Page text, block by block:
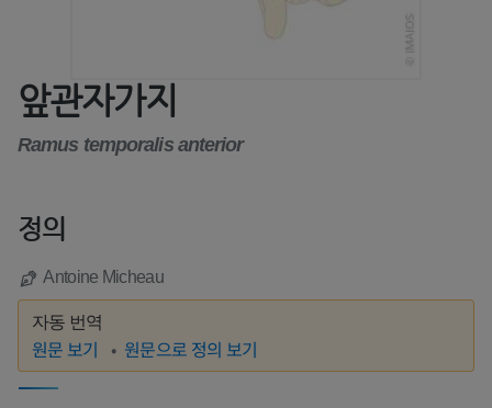
앞관자가지
Ramus temporalis anterior
정의
Antoine Micheau
자동 번역
원문 보기 원문으로 정의 보기